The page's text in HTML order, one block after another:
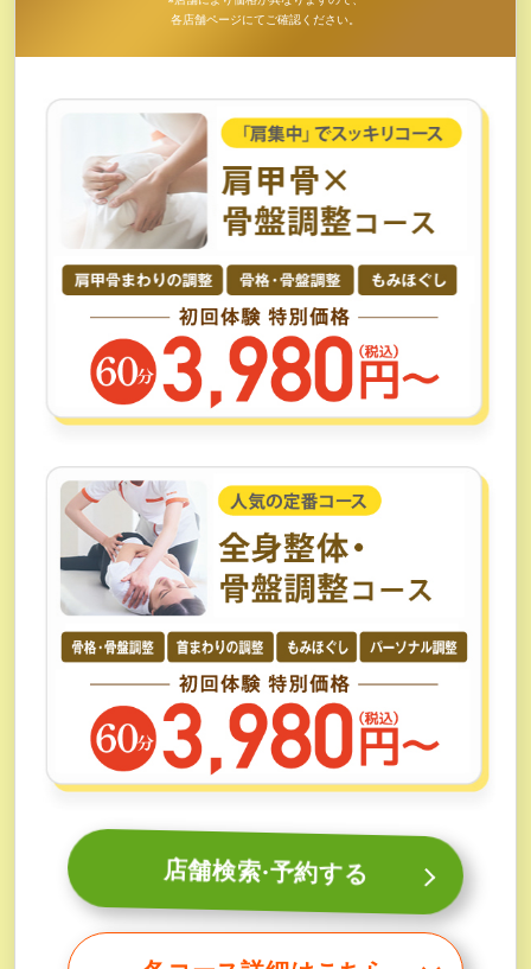
各店舗ページにてご確認ください。
店舗検索·予約する